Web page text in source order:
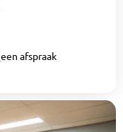
een afspraak